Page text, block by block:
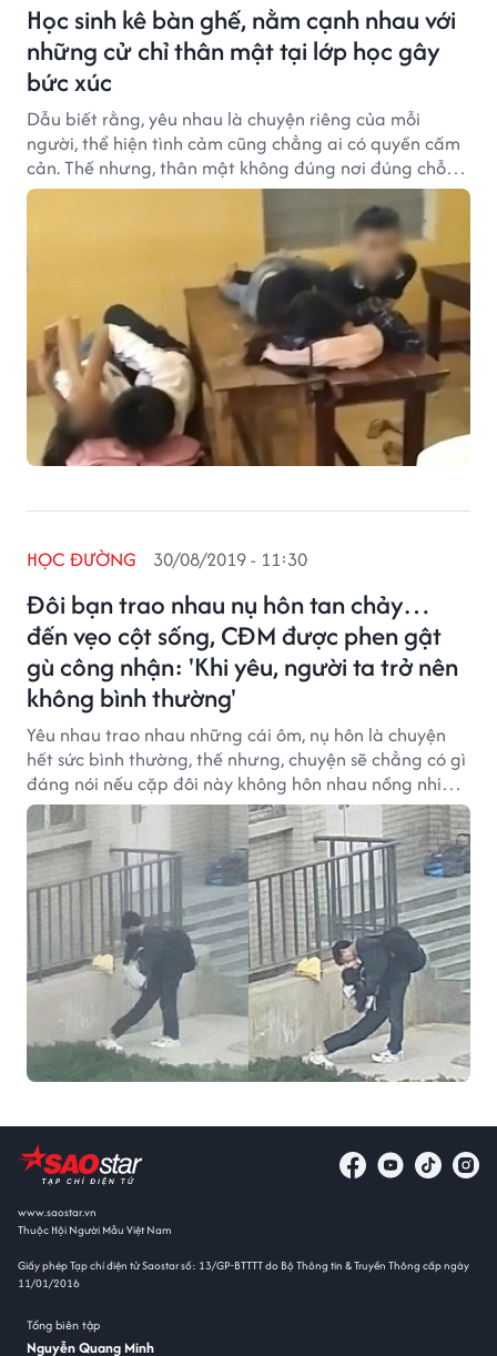
Học sinh kê bàn ghế, nằm cạnh nhau với
những cử chỉ thân mật tại lớp học gây
bức xúc
Dẫu biết rằng, yêu nhau là chuyện riêng của mỗi
người, thể hiện tình cảm cũng chẳng ai có quyền cấm
cản. Thế nhưng, thân mật không đúng nơi đúng chỗ
như thế này, quả thật, hành động của các bạn học trò
Đôi bạn trao nhau nụ hôn tan chảy…
đến vẹo cột sống, CĐM được phen gật
gù công nhận: 'Khi yêu, người ta trở nên
không bình thường'
HỌC ĐƯỜNG 30/08/2019 - 11:30
Yêu nhau trao nhau những cái ôm, nụ hôn là chuyện
hết sức bình thường, thế nhưng, chuyện sẽ chẳng có gì
đáng nói nếu cặp đôi này không hôn nhau nồng nhiệt
đến mức... vẹo cột sống, cô bạn gái gần như uốn cong
người, còn anh chàng cũng phải cúi gập người mới có
thể biểu lộ tình cảm.
www.saostar.vn
Thuộc Hội Người Mẫu Việt Nam
Giấy phép Tạp chí điện tử Saostar số: 13/GP-BTTTT do Bộ Thông tin & Truyền Thông cấp ngày
11/01/2016
Tổng biên tập
Nguyễn Quang Minh